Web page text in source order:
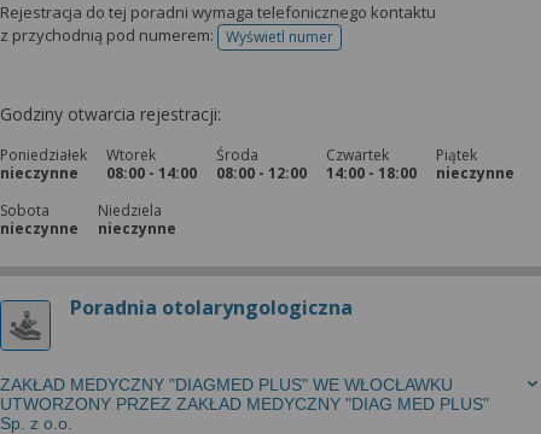
Rejestracja do tej poradni wymaga telefonicznego kontaktu
z przychodnią pod numerem:
Wyświetl numertelefonu do rejestracji
Godziny otwarcia rejestracji:
Poniedziałek
nieczynne
Wtorek
08:00 - 14:00
Środa
08:00 - 12:00
Czwartek
14:00 - 18:00
Piątek
nieczynne
Sobota
nieczynne
Niedziela
nieczynne
Poradnia otolaryngologiczna
ZAKŁAD MEDYCZNY "DIAGMED PLUS" WE WŁOCŁAWKU
UTWORZONY PRZEZ ZAKŁAD MEDYCZNY "DIAG MED PLUS"
Sp. z o.o.